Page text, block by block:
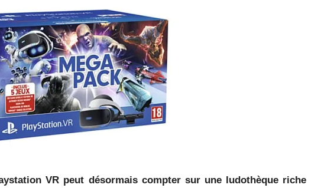
VR peut désormais compter sur une ludothèque riche